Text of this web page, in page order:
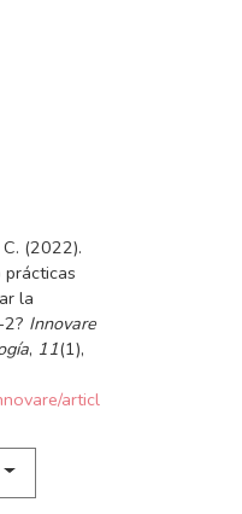
C. (2022).
prácticas
la
Innovare
, 11(1),
articl